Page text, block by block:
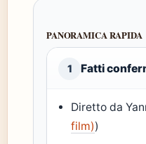
PANORAMICA RAPIDA
1 Fatti
Diretto da
film))